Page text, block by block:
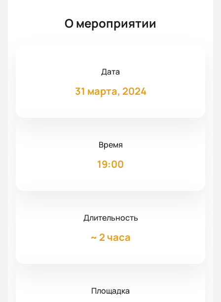
О мероприятии
Дата
31 марта, 2024
Время
19:00
Длительность
~ 2 часа
Площадка